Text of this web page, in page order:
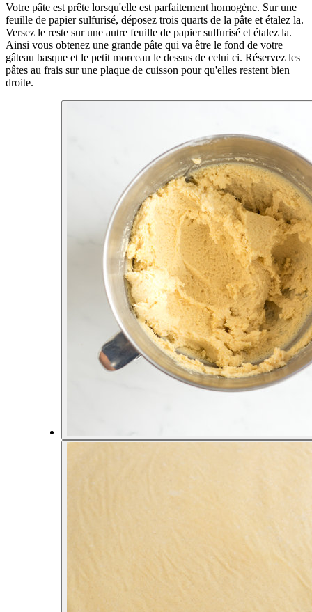
Votre pâte est prête lorsqu'elle est parfaitement homogène. Sur une
feuille de papier sulfurisé, déposez trois quarts de la pâte et étalez la.
Versez le reste sur une autre feuille de papier sulfurisé et étalez la.
Ainsi vous obtenez une grande pâte qui va être le fond de votre
gâteau basque et le petit morceau le dessus de celui ci. Réservez les
pâtes au frais sur une plaque de cuisson pour qu'elles restent bien
droite.